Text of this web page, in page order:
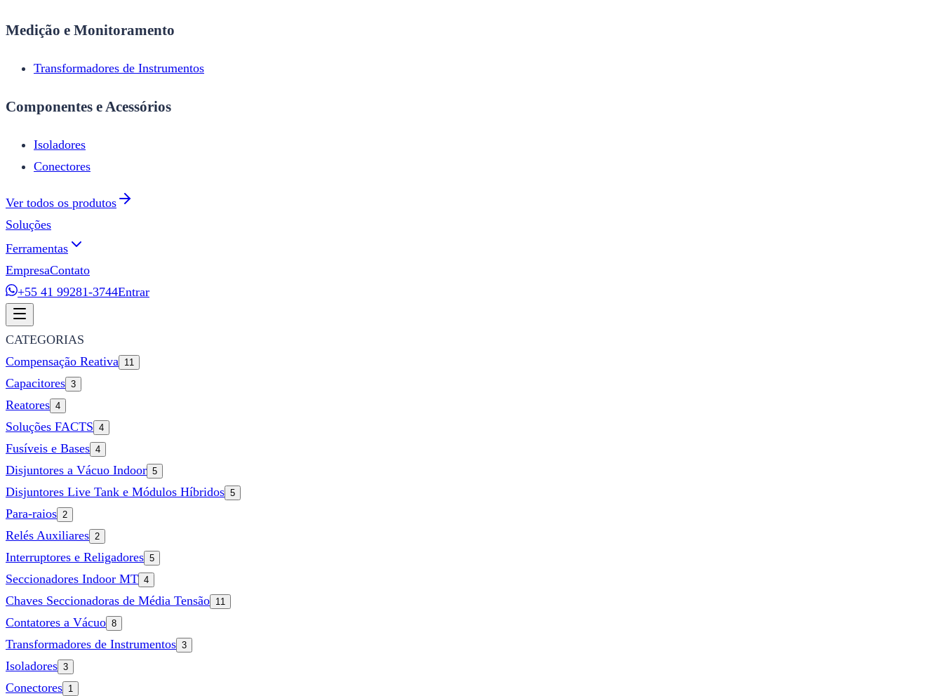
Medição e Monitoramento
Transformadores de Instrumentos
Componentes e Acessórios
Isoladores
Conectores
Ver todos os produtos
Soluções
Ferramentas
EmpresaContato
+55 41 99281-3744Entrar
CATEGORIAS
Compensação Reativa 11
Capacitores 3
Reatores 4
Soluções FACTS 4
Fusíveis e Bases 4
Disjuntores a Vácuo Indoor 5
Disjuntores Live Tank e Módulos Híbridos 5
Para-raios 2
Relés Auxiliares 2
Interruptores e Religadores 5
Seccionadores Indoor MT 4
Chaves Seccionadoras de Média Tensão 11
Contatores a Vácuo 8
Transformadores de Instrumentos 3
Isoladores 3
Conectores 1